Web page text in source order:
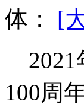
体： [
2021
100周